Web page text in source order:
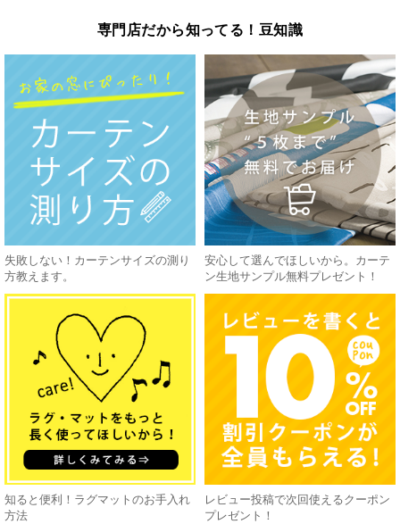
専門店だから知ってる！豆知識
失敗しない！カーテンサイズの測り
方教えます。
安心して選んでほしいから。カーテ
ン生地サンプル無料プレゼント！
知ると便利！ラグマットのお手入れ
方法
レビュー投稿で次回使えるクーポン
プレゼント！